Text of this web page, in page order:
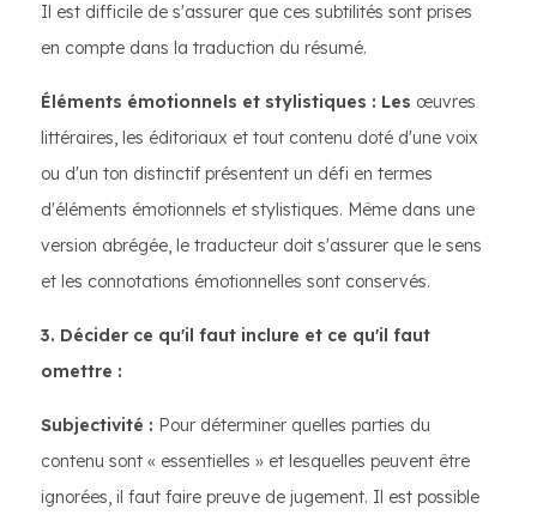
Il est difficile de s'assurer que ces subtilités sont prises
en compte dans la traduction du résumé.
Éléments émotionnels et stylistiques : Les œuvres
littéraires, les éditoriaux et tout contenu doté d'une voix
ou d'un ton distinctif présentent un défi en termes
d'éléments émotionnels et stylistiques. Même dans une
version abrégée, le traducteur doit s'assurer que le sens
et les connotations émotionnelles sont conservés.
3. Décider ce qu'il faut inclure et ce qu'il faut
omettre :
Subjectivité : Pour déterminer quelles parties du
contenu sont « essentielles » et lesquelles peuvent être
ignorées, il faut faire preuve de jugement. Il est possible